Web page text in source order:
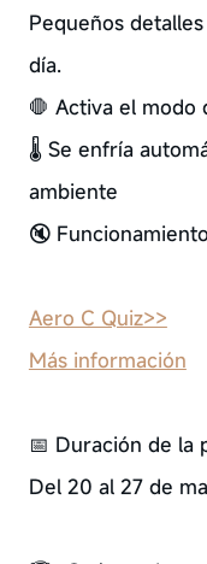
Pequeños
día.
🛑 Activa el modo
🌡️ Se enfría
ambiente
🔇
Aero C Quiz>>
Más información
📅 Duración de la
Del 20 al 27 de